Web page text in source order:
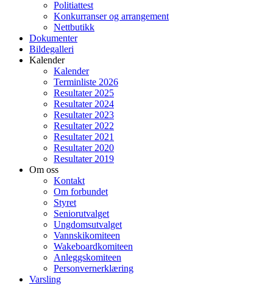
Politiattest
Konkurranser og arrangement
Nettbutikk
Dokumenter
Bildegalleri
Kalender
Kalender
Terminliste 2026
Resultater 2025
Resultater 2024
Resultater 2023
Resultater 2022
Resultater 2021
Resultater 2020
Resultater 2019
Om oss
Kontakt
Om forbundet
Styret
Seniorutvalget
Ungdomsutvalget
Vannskikomiteen
Wakeboardkomiteen
Anleggskomiteen
Personvernerklæring
Varsling